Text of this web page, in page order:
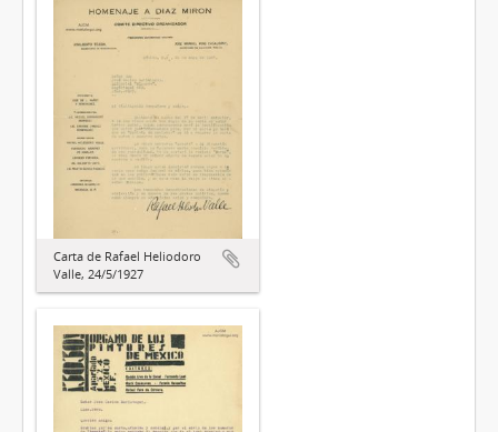
Carta de Rafael Heliodoro
Valle, 24/5/1927